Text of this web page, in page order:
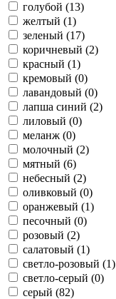
голубой (13)
желтый (1)
зеленый (17)
коричневый (2)
красный (1)
кремовый (0)
лавандовый (0)
лапша синий (2)
лиловый (0)
меланж (0)
молочный (2)
мятный (6)
небесный (2)
оливковый (0)
оранжевый (1)
песочный (0)
розовый (2)
салатовый (1)
светло-розовый (1)
светло-серый (0)
серый (82)